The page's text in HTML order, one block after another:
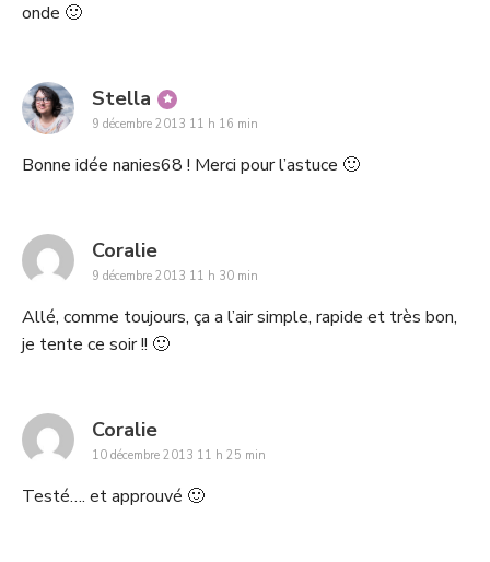
onde 🙂
Stella says:
9 décembre 2013 11 h 16 min
Bonne idée nanies68 ! Merci pour l’astuce 🙂
Coraliesays:
9 décembre 2013 11 h 30 min
Allé, comme toujours, ça a l’air simple, rapide et très bon,
je tente ce soir !! 🙂
Coraliesays:
10 décembre 2013 11 h 25 min
Testé…. et approuvé 🙂